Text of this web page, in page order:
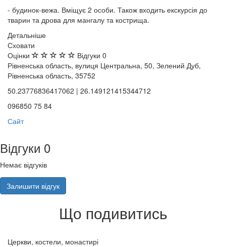
- будинок-вежа. Вміщує 2 особи. Також входить екскурсія до
тварин та дрова для мангалу та кострища.
Детальніше
Сховати
Оцінки
Відгуки 0
Рівненська область, вулиця Центральна, 50, Зелений Дуб,
Рівненська область, 35752
50.23776836417062 | 26.149121415344712
096850 75 84
Сайт
Відгуки 0
Немає відгуків
Залишити відгук
Що подивитись
Церкви, костели, монастирі